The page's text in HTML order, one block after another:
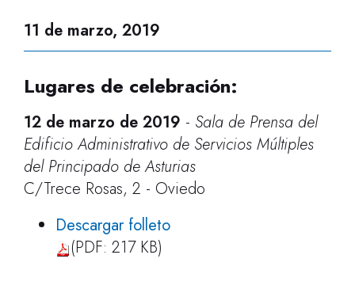
11 de marzo, 2019
Lugares de celebración:
12 de marzo de 2019 - Sala de Prensa del
Edificio Administrativo de Servicios Múltiples
del Principado de Asturias
C/Trece Rosas, 2 - Oviedo
Descargar folleto
(PDF: 217 KB)